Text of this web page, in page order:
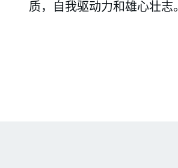
质，自我驱动力和雄心壮志。